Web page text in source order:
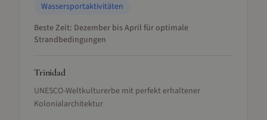
Wassersportaktivitäten
Beste Zeit: Dezember bis April für optimale
Strandbedingungen
Trinidad
UNESCO-Weltkulturerbe mit perfekt erhaltener
Kolonialarchitektur